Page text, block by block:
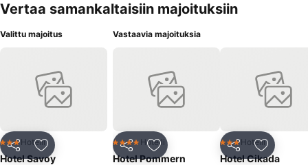
päivittäin runsas aamiainen sekä lounas arkisin.
Vertaa samankaltaisiin majoituksiin
Valittu majoitus
Jaa Lisää suosikkeihin
3 Tähtiluokitus
Hotelli
Hotel Savoy
Vastaavia majoituksia
Jaa Lisää suosikkeihin
4 Tähtiluokitus
Hotelli
Hotel Pommern
Jaa Lisää
3 Tähtiluokitus
Hotelli
Hotel Cikada